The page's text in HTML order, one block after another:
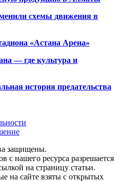
схемы движения в
«Астана Арена»
— где культура и
история предательства
защищены.
с нашего ресурса разрешается
на страницу статьи.
на сайте взяты с открытых